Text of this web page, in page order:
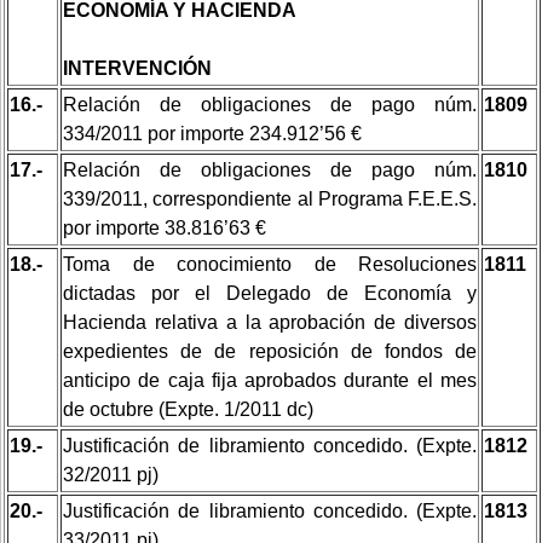
ECONOMÍA Y HACIENDA
INTERVENCIÓN
16.-
Relación de obligaciones de pago núm.
334/2011 por importe 234.912’56 €
1809
17.-
Relación de obligaciones de pago núm.
339/2011, correspondiente al Programa F.E.E.S.
por importe 38.816’63 €
1810
18.-
Toma de conocimiento de Resoluciones
dictadas por el Delegado de Economía y
Hacienda relativa a la aprobación de diversos
expedientes de de reposición de fondos de
anticipo de caja fija aprobados durante el mes
de octubre (Expte. 1/2011 dc)
1811
19.-
Justificación de libramiento concedido. (Expte.
32/2011 pj)
1812
20.-
Justificación de libramiento concedido. (Expte. 1813